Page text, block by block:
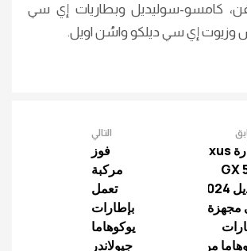
كامسو-سوليديل وبطاريات إي سي
وزيوت إي سي ديلكو واسُن اويل.
سيارة Lexus
GX
موديل 2024
مجهزة
من
التالي
فوز
مركبة
تعمل
بإطارات
يوكوهاما
جيولاندر